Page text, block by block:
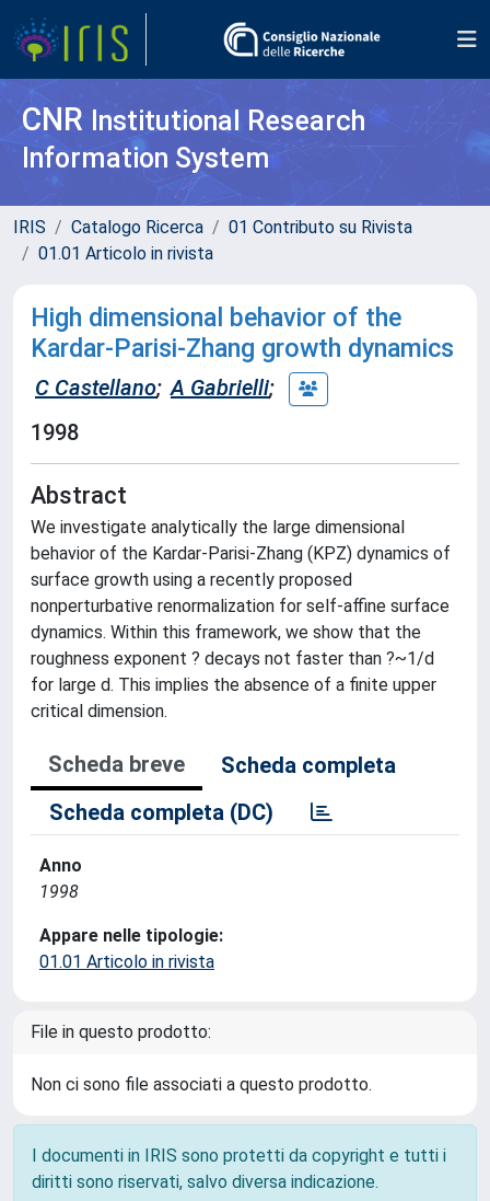
CNR Institutional Research
Information System
IRIS Catalogo Ricerca
01 Contributo su Rivista
01.01 Articolo in rivista
High dimensional behavior of the
Kardar-Parisi-Zhang growth dynamics
C Castellano; A Gabrielli;
1998
Abstract
We investigate analytically the large dimensional
behavior of the Kardar-Parisi-Zhang (KPZ) dynamics of
surface growth using a recently proposed
nonperturbative renormalization for self-affine surface
dynamics. Within this framework, we show that the
roughness exponent ? decays not faster than ?~1/d
for large d. This implies the absence of a finite upper
critical dimension.
Scheda breve
Scheda completa
Scheda completa (DC)
Anno
1998
Appare nelle tipologie:
01.01 Articolo in rivista
File in questo prodotto:
Non ci sono file associati a questo prodotto.
I documenti in IRIS sono protetti da copyright e tutti i
diritti sono riservati, salvo diversa indicazione.